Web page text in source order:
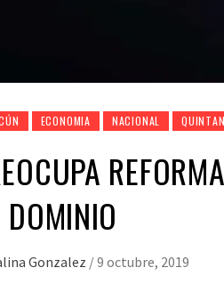
ECONOMIA NACIONAL
DOMINIO
Gonzalez /9 octubre, 2019